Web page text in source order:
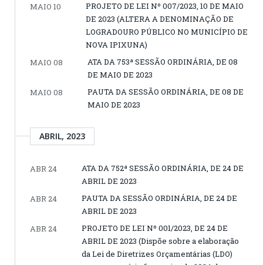
MAIO 10
PROJETO DE LEI Nº 007/2023, 10 DE MAIO
DE 2023 (ALTERA A DENOMINAÇÃO DE
LOGRADOURO PÚBLICO NO MUNICÍPIO DE
NOVA IPIXUNA)
MAIO 08
ATA DA 753ª SESSÃO ORDINÁRIA, DE 08
DE MAIO DE 2023
MAIO 08
PAUTA DA SESSÃO ORDINÁRIA, DE 08 DE
MAIO DE 2023
ABRIL, 2023
ABR 24
ATA DA 752ª SESSÃO ORDINÁRIA, DE 24 DE
ABRIL DE 2023
ABR 24
PAUTA DA SESSÃO ORDINÁRIA, DE 24 DE
ABRIL DE 2023
ABR 24
PROJETO DE LEI Nº 001/2023, DE 24 DE
ABRIL DE 2023 (Dispõe sobre a elaboração
da Lei de Diretrizes Orçamentárias (LDO)